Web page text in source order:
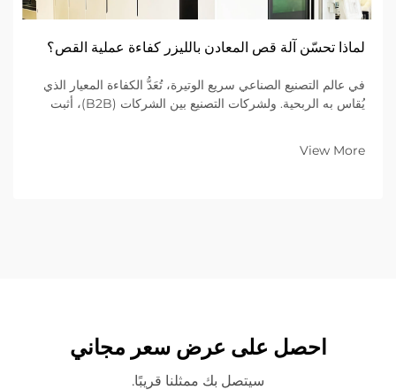
لماذا تحسّن آلة قص المعادن بالليزر كفاءة عملية القص؟
في عالم التصنيع الصناعي سريع الوتيرة، تُعَدُّ الكفاءة المعيار الذي
يُقاس به الربحية. ولشركات التصنيع بين الشركات (B2B)، أثبت
View More
احصل على عرض سعر مجاني
سيتصل بك ممثلنا قريبًا.